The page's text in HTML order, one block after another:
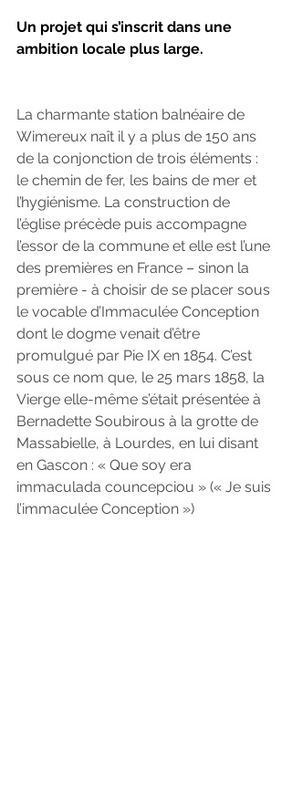
Un projet qui s’inscrit dans une
ambition locale plus large.
La charmante station balnéaire de
Wimereux naît il y a plus de 150 ans
de la conjonction de trois éléments :
le chemin de fer, les bains de mer et
l’hygiénisme. La construction de
l’église précède puis accompagne
l’essor de la commune et elle est l’une
des premières en France – sinon la
première - à choisir de se placer sous
le vocable d’Immaculée Conception
dont le dogme venait d’être
promulgué par Pie IX en 1854. C’est
sous ce nom que, le 25 mars 1858, la
Vierge elle-même s’était présentée à
Bernadette Soubirous à la grotte de
Massabielle, à Lourdes, en lui disant
en Gascon : « Que soy era
immaculada councepciou » (« Je suis
l’immaculée Conception »)